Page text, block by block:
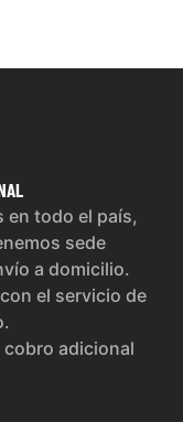
en todo el país,
sede
a domicilio.
el servicio de
adicional